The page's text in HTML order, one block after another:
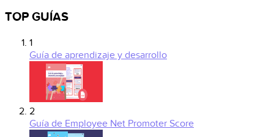
TOP GUÍAS
1
Guía de aprendizaje y desarrollo
2
Guía de Employee Net Promoter Score